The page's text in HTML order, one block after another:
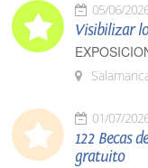
05/06/
Visibilizar
01/07/
122 Becas
gratuito